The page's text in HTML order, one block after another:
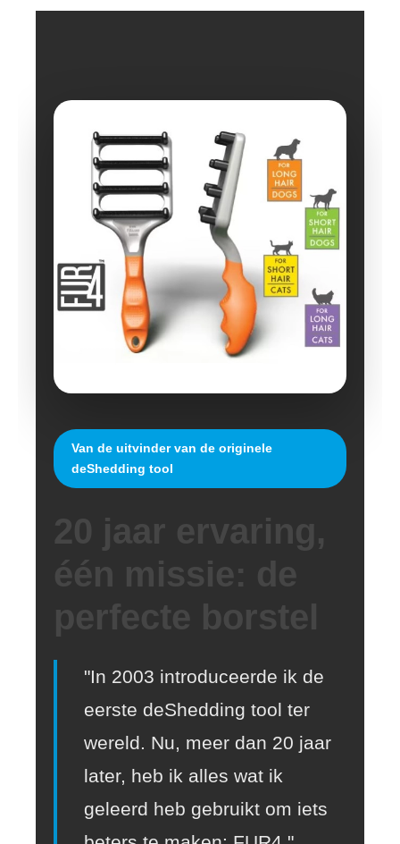
Van de uitvinder van de originele
deShedding tool
20 jaar ervaring,
één missie: de
perfecte borstel
"In 2003 introduceerde ik de
eerste deShedding tool ter
wereld. Nu, meer dan 20 jaar
later, heb ik alles wat ik
geleerd heb gebruikt om iets